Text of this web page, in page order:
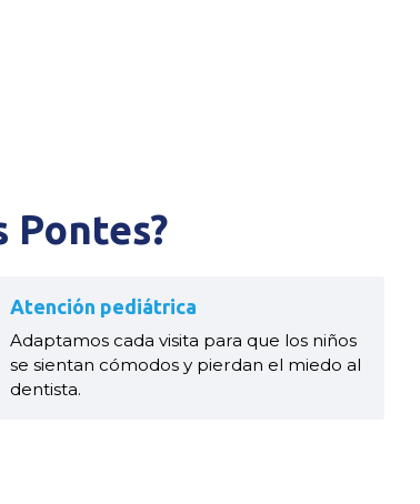
Atención pediátrica
Adaptamos cada visita para que los niños
se sientan cómodos y pierdan el miedo al
dentista.